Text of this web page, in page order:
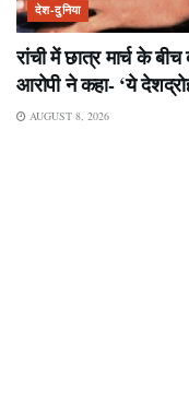
देश-दुनिया
रांची में छात्र मार्च के
आरोपी ने कहा- ‘ये
AUGUST 8, 2026